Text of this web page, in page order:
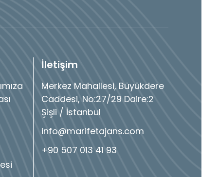
İletişim
Merkez Mahallesi, Büyükdere
Caddesi, No:27/29 Daire:2
Şişli / İstanbul
info@marifetajans.com
+90 507 013 41 93